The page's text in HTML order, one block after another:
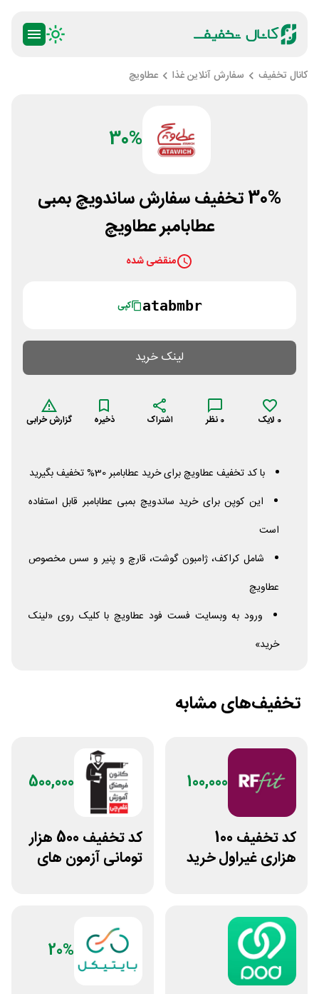
کانال تخفیف سفارش آنلاین غذا عطاویچ
30%
30% تخفیف سفارش ساندویچ بمبی
عطابامبر عطاویچ
منقضی شده
atabmbr کپی
لینک خرید
0 لایک 0 نظر اشتراک ذخیره گزارش خرابی
با کد تخفیف عطاویچ برای خرید عطابامبر 30% تخفیف بگیرید
این کوپن برای خرید ساندویچ بمبی عطابامبر قابل استفاده
است
شامل کراکف، ژامبون گوشت، قارچ و پنیر و سس مخصوص
عطاویچ
ورود به وبسایت فست فود عطاویچ با کلیک روی «لینک
خرید»
تخفیف‌های مشابه
100,000
کد تخفیف 100
هزاری غیراول خرید
500,000
کد تخفیف 500 هزار
تومانی آزمون های
20%